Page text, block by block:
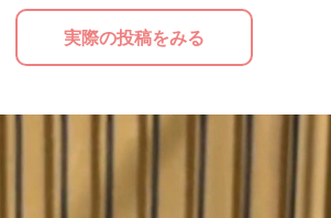
実際の投稿をみる